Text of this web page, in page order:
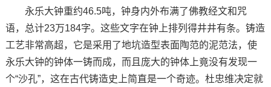
永乐大钟重约46.5吨，钟身内外布满了佛教经文和咒
语，总计23万184字。这些文字在钟上排列得井井有条。铸造
工艺非常高超，它是采用了地坑造型表面陶范的泥范法，使
永乐大钟的钟体一铸而成，而且庞大的钟体上竟没有发现一
个“沙孔”，这在古代铸造史上简直是一个奇迹。杜忠维决定就